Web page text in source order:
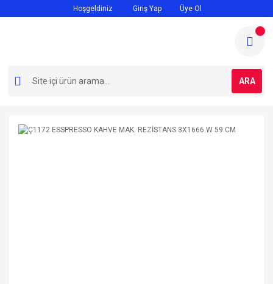
Hoşgeldiniz Giriş Yap Üye Ol
ARA